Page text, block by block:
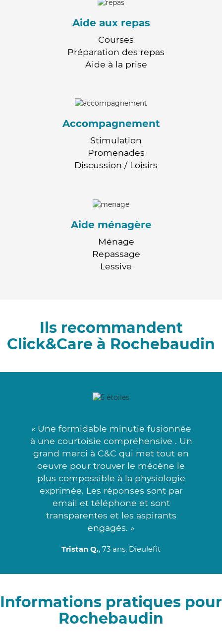
Aide aux repas
Courses
Préparation des repas
Aide à la prise
Accompagnement
Stimulation
Promenades
Discussion / Loisirs
Aide ménagère
Ménage
Repassage
Lessive
Ils recommandent
Click&Care à Rochebaudin
« Une formidable minutie fusionnée
à une courtoisie compréhensive . Un
grand merci à C&C qui met tout en
oeuvre pour trouver le mécène le
plus compossible à la physiologie
exprimée. Les réponses sont par
email et téléphone et sont
transparentes et les aspirants
engagés. »
Tristan Q., 73 ans, Dieulefit
Informations pratiques pour
Rochebaudin